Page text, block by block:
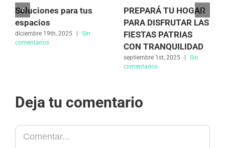
Soluciones para tus
espacios
diciembre 19th, 2025
Sin
comentarios
PREPARÁ TU HOGAR
PARA DISFRUTAR LAS
FIESTAS PATRIAS
CON TRANQUILIDAD
septiembre 1st, 2025
Sin
comentarios
Deja tu comentario
Comentar